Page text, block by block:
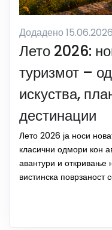
Додадено
Лето 2026:
туризмот –
искуства,
дестинации
Лето 2026 ја носи
класични одмори кон
авантури и
вистинска поврзаност